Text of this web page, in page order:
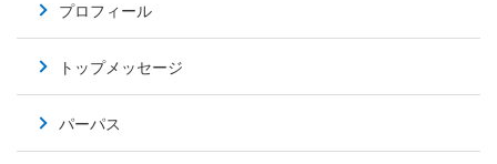
プロフィール
トップメッセージ
パーパス